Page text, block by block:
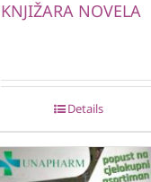
KNJIŽARA NOVELA
Details